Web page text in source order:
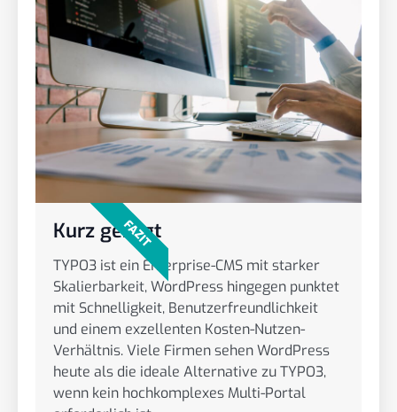
Kurz gesagt
TYPO3 ist ein Enterprise-CMS mit starker
Skalierbarkeit, WordPress hingegen punktet
mit Schnelligkeit, Benutzerfreundlichkeit
und einem exzellenten Kosten-Nutzen-
Verhältnis. Viele Firmen sehen WordPress
heute als die ideale Alternative zu TYPO3,
wenn kein hochkomplexes Multi-Portal
FAZIT